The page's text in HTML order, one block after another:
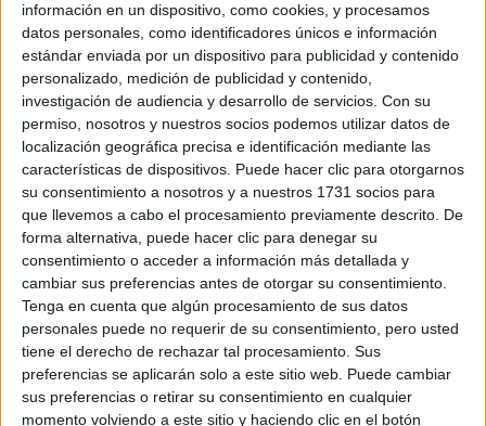
información en un dispositivo, como cookies, y procesamos
datos personales, como identificadores únicos e información
estándar enviada por un dispositivo para publicidad y contenido
personalizado, medición de publicidad y contenido,
investigación de audiencia y desarrollo de servicios. Con su
permiso, nosotros y nuestros socios podemos utilizar datos de
localización geográfica precisa e identificación mediante las
características de dispositivos. Puede hacer clic para otorgarnos
su consentimiento a nosotros y a nuestros 1731 socios para
que llevemos a cabo el procesamiento previamente descrito. De
forma alternativa, puede hacer clic para denegar su
consentimiento o acceder a información más detallada y
cambiar sus preferencias antes de otorgar su consentimiento.
Tenga en cuenta que algún procesamiento de sus datos
personales puede no requerir de su consentimiento, pero usted
tiene el derecho de rechazar tal procesamiento. Sus
preferencias se aplicarán solo a este sitio web. Puede cambiar
sus preferencias o retirar su consentimiento en cualquier
momento volviendo a este sitio y haciendo clic en el botón
Sobre ti
Soy:*
Chico
Chica
¿En qué año terminas (o terminaste) bachillerato o FP?
Soy estudiante de:*
Términos y Condiciones de Uso